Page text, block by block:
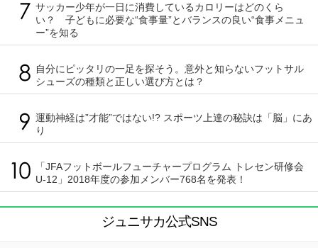
サッカー少年が一日に消費しているカロリーはどのくら
い？ 子どもに必要な“食事量”とバランスの良い“食事メニュ
ー”を知る
自分にピッタリの一足を探そう。意外と知らないフットサル
シューズの種類と正しい選び方とは？
運動神経は”才能”ではない!? スポーツ上達の秘訣は「脳」にあ
り
「JFAフットボールフューチャープログラム トレセン研修会
U-12」2018年度の参加メンバー768名を発表！
ジュニサカ公式SNS